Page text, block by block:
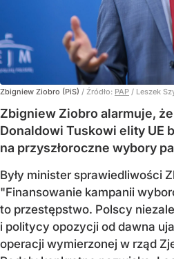
Zbigniew Ziobro (PiS) / Źródło: PAP / Leszek
Zbigniew Ziobro alarmuje,
Donaldowi Tuskowi elity UE
na przyszłoroczne wybory
Były minister sprawiedliwości
"Finansowanie kampanii
to przestępstwo. Polscy
i politycy opozycji od dawna
operacji wymierzonej w rząd